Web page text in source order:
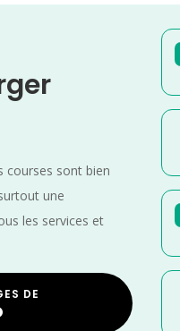
courses sont bien
une
les services et
DE